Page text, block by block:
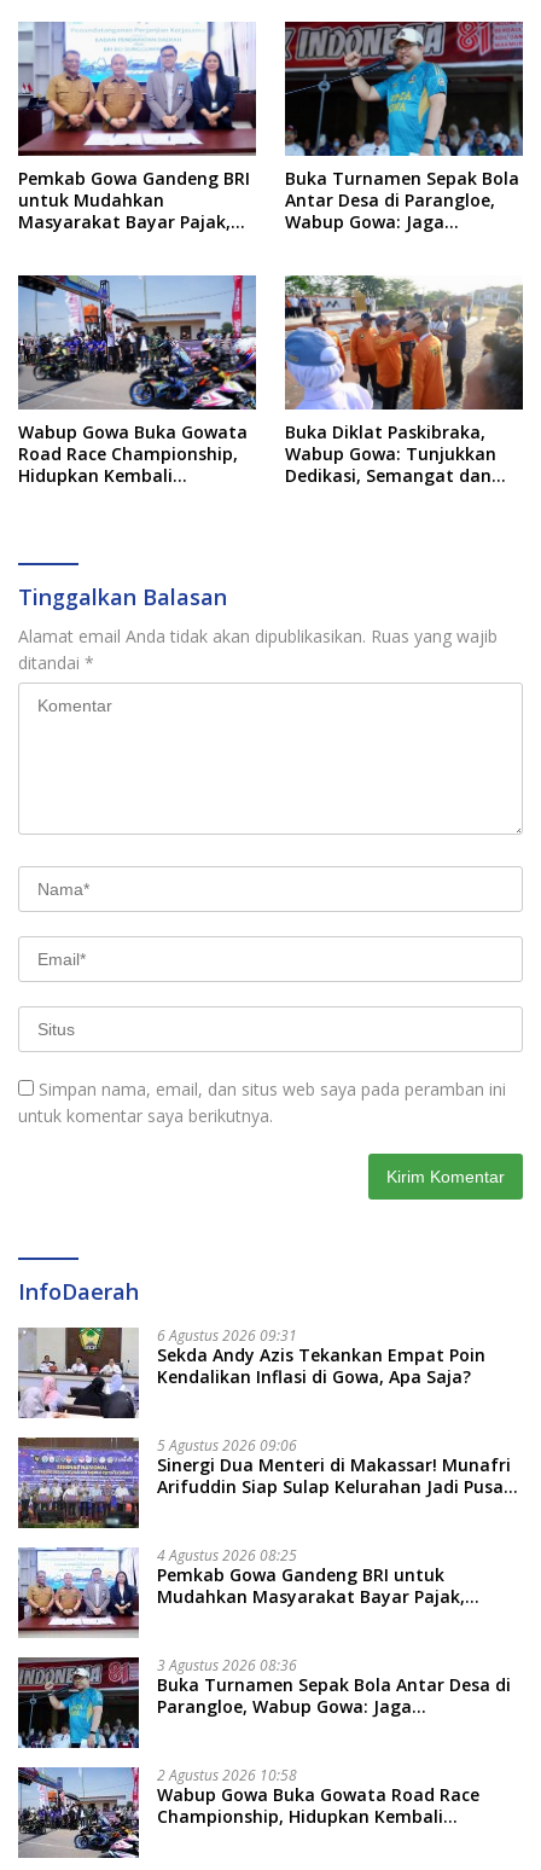
Baru
Pemkab Gowa Gandeng BRI
untuk Mudahkan
Masyarakat Bayar Pajak,
Buka Turnamen Sepak Bola
Antar Desa di Parangloe,
Wabup Gowa: Jaga
Wabup Gowa Buka Gowata
Road Race Championship,
Hidupkan Kembali
Buka Diklat Paskibraka,
Wabup Gowa: Tunjukkan
Dedikasi, Semangat dan
Tinggalkan Balasan
Alamat email Anda tidak akan dipublikasikan. Ruas yang wajib
ditandai *
Simpan nama, email, dan situs web saya pada peramban ini
untuk komentar saya berikutnya.
InfoDaerah
6 Agustus 2026 09:31
Sekda Andy Azis Tekankan Empat Poin
Kendalikan Inflasi di Gowa, Apa Saja?
5 Agustus 2026 09:06
Sinergi Dua Menteri di Makassar! Munafri
Arifuddin Siap Sulap Kelurahan Jadi Pusat
4 Agustus 2026 08:25
Pemkab Gowa Gandeng BRI untuk
Mudahkan Masyarakat Bayar Pajak,
3 Agustus 2026 08:36
Buka Turnamen Sepak Bola Antar Desa di
Parangloe, Wabup Gowa: Jaga
2 Agustus 2026 10:58
Wabup Gowa Buka Gowata Road Race
Championship, Hidupkan Kembali